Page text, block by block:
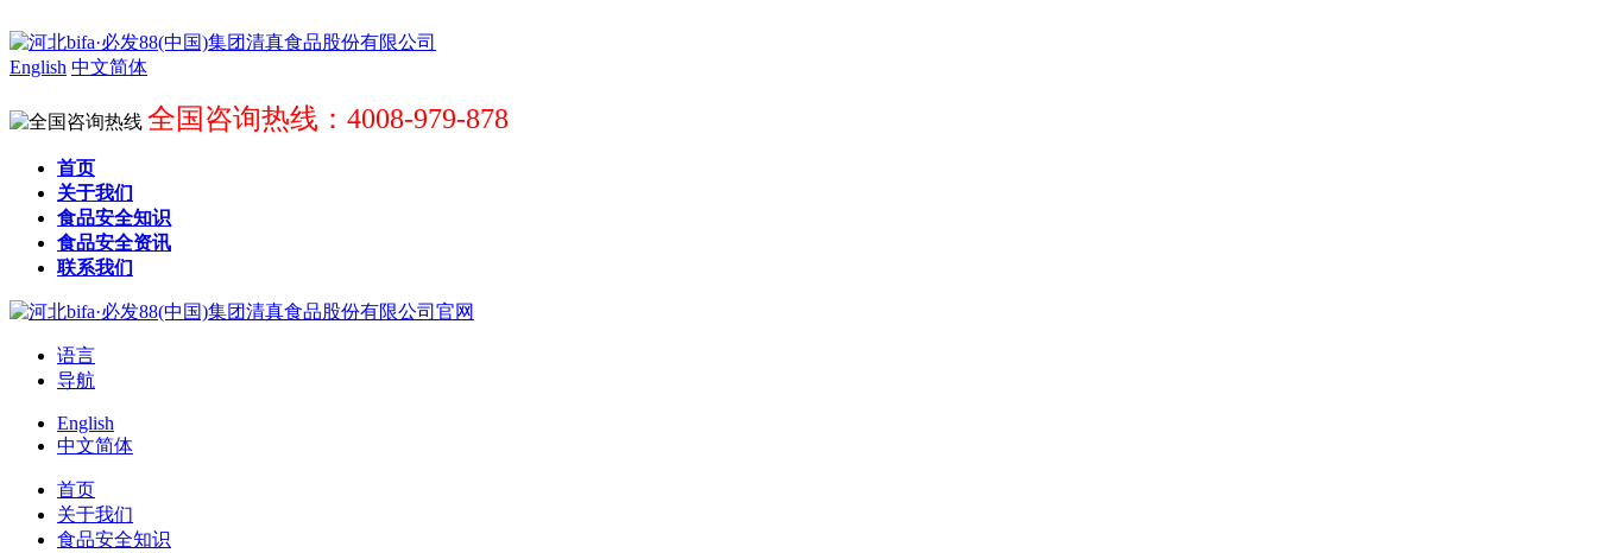
English 中文简体
全国咨询热线：4008-979-878
首页
关于我们
食品安全知识
食品安全资讯
联系我们
语言
导航
English
中文简体
首页
关于我们
食品安全知识